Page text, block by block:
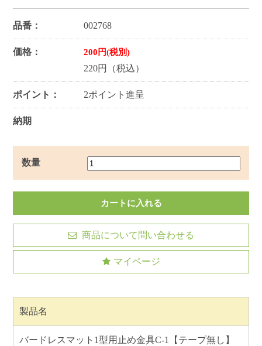
品番： 002768
価格： 200円(税別)
220円（税込）
ポイント： 2ポイント進呈
納期
数量
商品について問い合わせる
マイページ
製品名
バードレスマット1型用止め金具C-1【テープ無し】